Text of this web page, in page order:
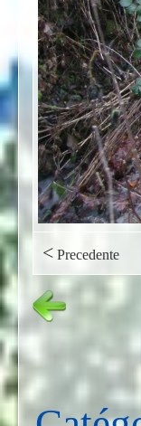
< Precedente